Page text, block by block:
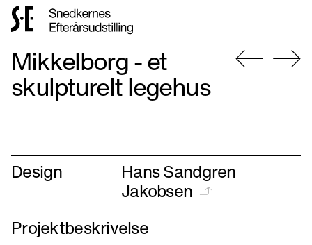
til
forsiden
Mikkelborg - et
skulpturelt legehus
Design Hans Sandgren
Jakobsen
Projektbeskrivelse